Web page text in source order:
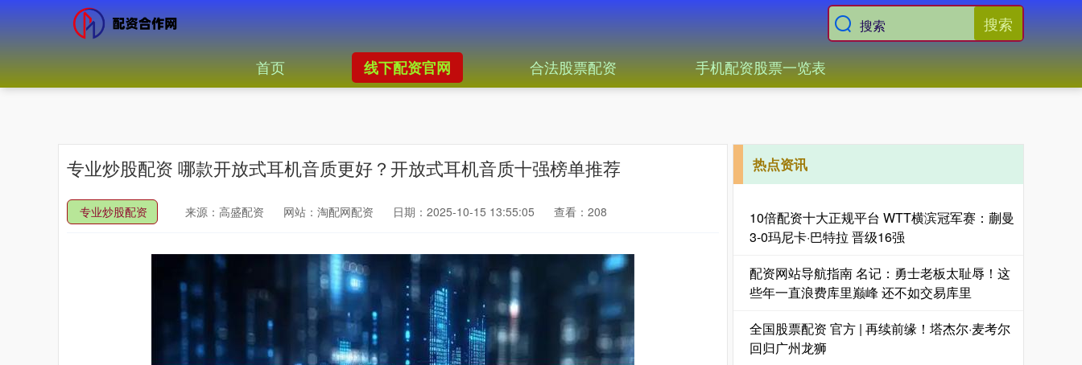
搜索
首页 线下配资官网 合法股票配资 手机配资股票一览表
专业炒股配资 哪款开放式耳机音质更好？开放式耳机音质十强榜单推荐
专业炒股配资 来源：高盛配资 网站：淘配网配资 日期：2025-10-15 13:55:05 查看：208
热点资讯
10倍配资十大正规平台 WTT横滨冠军赛：蒯曼
3-0玛尼卡·巴特拉 晋级16强
配资网站导航指南 名记：勇士老板太耻辱！这
些年一直浪费库里巅峰 还不如交易库里
全国股票配资 官方 | 再续前缘！塔杰尔·麦考尔
回归广州龙狮